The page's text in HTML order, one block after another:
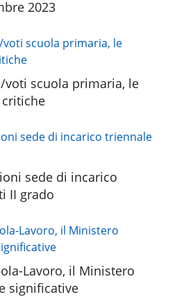
2023
voti scuola primaria, le
sede di incarico
II grado
Lavoro, il Ministero
significative